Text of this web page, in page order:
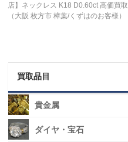
店】ネックレス K18 D0.60ct 高価買取
（大阪 枚方市 樟葉/くずはのお客様）
買取品目
貴金属
ダイヤ・宝石